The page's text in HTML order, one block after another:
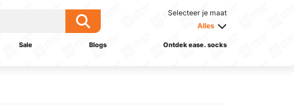
Selecteer je maat
Alles
Sale Blogs Ontdek ease. socks